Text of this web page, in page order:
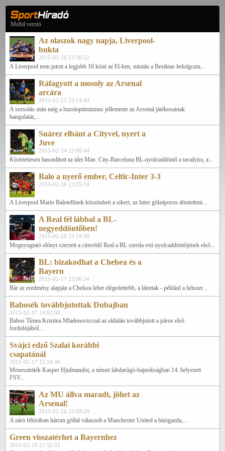
Mobil verzió
Az olaszok nagy napja, Liverpool-
bukta
2015-02-26 23:36:52
A Liverpool nem jutott a legjobb 16 közé az El-ben, miután a Besiktas ledolgozta...
Ráfagyott a mosoly az Arsenal
arcára
2015-02-25 23:14:43
A sorsolás után még a hurráoptimizmus jellemezte az Arsenal játékosainak
hangulatát,...
Suárez elbánt a Cityvel, nyert a
Juve
2015-02-24 23:09:44
Kísértetiesen hasonlított az idei Man. City-Barcelona BL-nyolcaddöntő a tavalyira, a...
Balo a nyerő ember, Celtic-Inter 3-3
2015-02-19 23:35:14
A Liverpool Mario Balotellinek köszönheti a sikert, az Inter gólzáporos döntetlent...
A Real fél lábbal a BL-
negyeddöntőben!
2015-02-18 23:19:30
Megnyugtató előnyt szerzett a címvédő Real a BL szerda esti nyolcaddöntőjének első...
BL: bizakodhat a Chelsea és a
Bayern
2015-02-17 23:06:54
Bár az eredmény alapján a Chelsea lehet elégedettebb, a látottak - például a hétszer...
Babosék továbbjutottak Dubajban
2015-02-17 14:02:08
Babos Tímea Kristina Mladenoviccsal az oldalán továbbjutott a páros első
fordulójából...
Svájci edző Szalai korábbi
csapatánál
2015-02-17 12:10:46
Menesztették Kasper Hjulmandot, a német labdarúgó-bajnokságban 14. helyezett
FSV...
Az MU állva maradt, jöhet az
Arsenal!
2015-02-16 23:09:29
A záró félórában három góllal válaszolt a Manchester United a házigazda,...
Green visszatérhet a Bayernhez
2015-02-16 21:52:53